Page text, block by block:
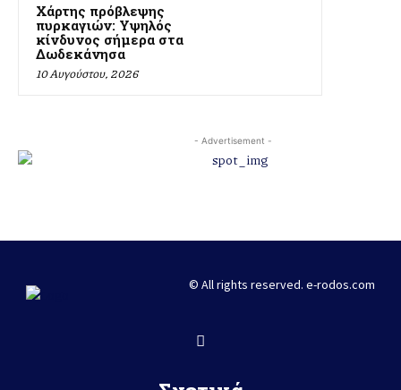
Χάρτης πρόβλεψης
πυρκαγιών: Υψηλός
κίνδυνος σήμερα στα
Δωδεκάνησα
10 Αυγούστου, 2026
- Advertisement -
© All rights reserved. e-rodos.com